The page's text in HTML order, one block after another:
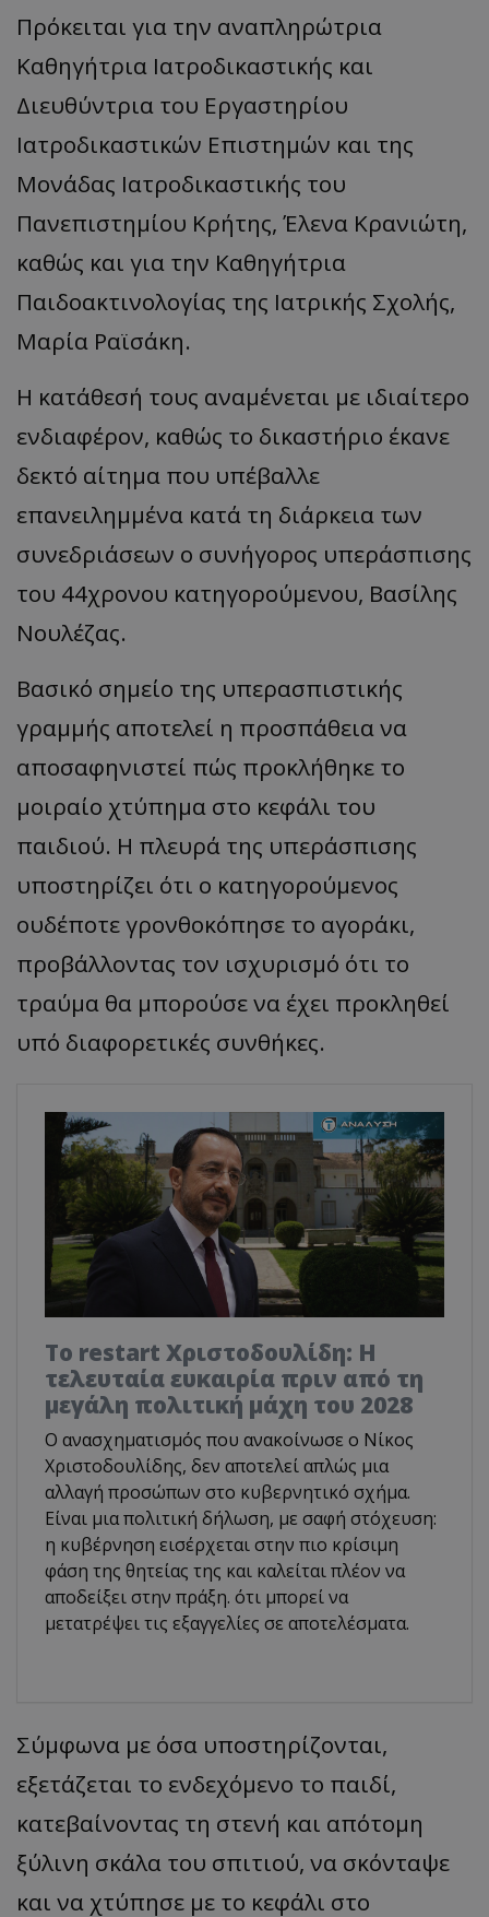
Πρόκειται για την αναπληρώτρια
Καθηγήτρια Ιατροδικαστικής και
Διευθύντρια του Εργαστηρίου
Ιατροδικαστικών Επιστημών και της
Μονάδας Ιατροδικαστικής του
Πανεπιστημίου Κρήτης, Έλενα Κρανιώτη,
καθώς και για την Καθηγήτρια
Παιδοακτινολογίας της Ιατρικής Σχολής,
Μαρία Ραϊσάκη.
Η κατάθεσή τους αναμένεται με ιδιαίτερο
ενδιαφέρον, καθώς το δικαστήριο έκανε
δεκτό αίτημα που υπέβαλλε
επανειλημμένα κατά τη διάρκεια των
συνεδριάσεων ο συνήγορος υπεράσπισης
του 44χρονου κατηγορούμενου, Βασίλης
Νουλέζας.
Βασικό σημείο της υπερασπιστικής
γραμμής αποτελεί η προσπάθεια να
αποσαφηνιστεί πώς προκλήθηκε το
μοιραίο χτύπημα στο κεφάλι του
παιδιού. Η πλευρά της υπεράσπισης
υποστηρίζει ότι ο κατηγορούμενος
ουδέποτε γρονθοκόπησε το αγοράκι,
προβάλλοντας τον ισχυρισμό ότι το
τραύμα θα μπορούσε να έχει προκληθεί
υπό διαφορετικές συνθήκες.
Το restart Χριστοδουλίδη: Η
τελευταία ευκαιρία πριν από τη
μεγάλη πολιτική μάχη του 2028
Ο ανασχηματισμός που ανακοίνωσε ο Νίκος
Χριστοδουλίδης, δεν αποτελεί απλώς μια
αλλαγή προσώπων στο κυβερνητικό σχήμα.
Είναι μια πολιτική δήλωση, με σαφή στόχευση:
η κυβέρνηση εισέρχεται στην πιο κρίσιμη
φάση της θητείας της και καλείται πλέον να
αποδείξει στην πράξη. ότι μπορεί να
μετατρέψει τις εξαγγελίες σε αποτελέσματα.
Σύμφωνα με όσα υποστηρίζονται,
εξετάζεται το ενδεχόμενο το παιδί,
κατεβαίνοντας τη στενή και απότομη
ξύλινη σκάλα του σπιτιού, να σκόνταψε
και να χτύπησε με το κεφάλι στο